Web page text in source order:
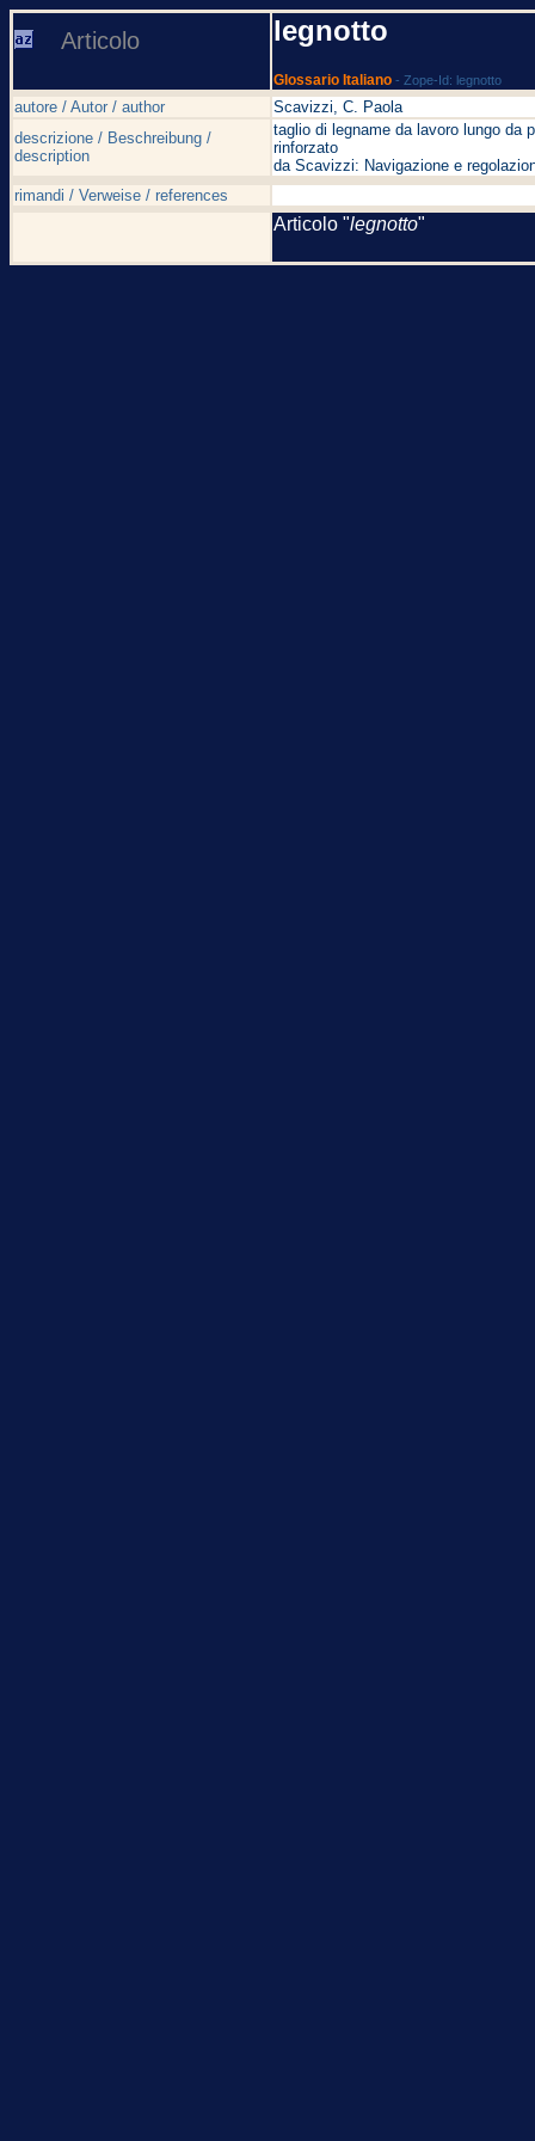
Articolo legnotto
Glossario Italiano - Zope-Id: legnotto
autore / Autor / author
Scavizzi, C. Paola
descrizione / Beschreibung /
description
taglio di legname da lavoro lungo da
rinforzato
da Scavizzi: Navigazione e
rimandi / Verweise / references
Articolo "legnotto"